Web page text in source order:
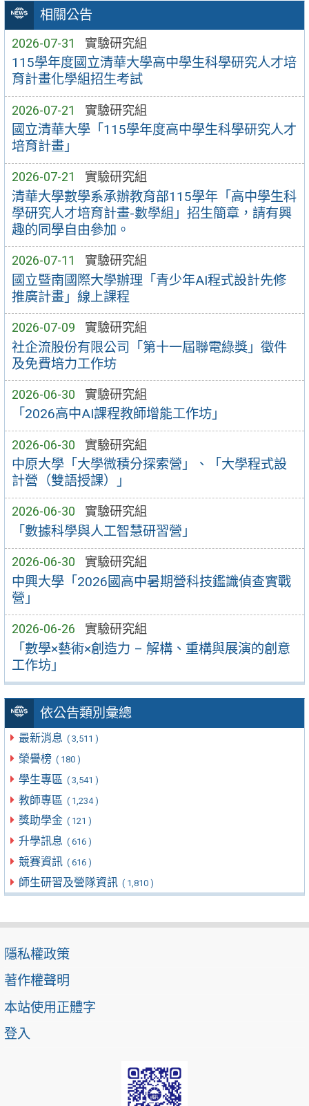
相關公告
2026-07-31 實驗研究組
115學年度國立清華大學高中學生科學研究人才培
育計畫化學組招生考試
2026-07-21 實驗研究組
國立清華大學「115學年度高中學生科學研究人才
培育計畫」
2026-07-21 實驗研究組
清華大學數學系承辦教育部115學年「高中學生科
學研究人才培育計畫-數學組」招生簡章，請有興
趣的同學自由參加。
2026-07-11 實驗研究組
國立暨南國際大學辦理「青少年AI程式設計先修
推廣計畫」線上課程
2026-07-09 實驗研究組
社企流股份有限公司「第十一屆聯電綠獎」徵件
及免費培力工作坊
2026-06-30 實驗研究組
「2026高中AI課程教師增能工作坊」
2026-06-30 實驗研究組
中原大學「大學微積分探索營」、「大學程式設
計營（雙語授課）」
2026-06-30 實驗研究組
「數據科學與人工智慧研習營」
2026-06-30 實驗研究組
中興大學「2026國高中暑期營科技鑑識偵查實戰
營」
2026-06-26 實驗研究組
「數學×藝術×創造力 – 解構、重構與展演的創意
工作坊」
依公告類別彙總
最新消息 ( 3,511 )
榮譽榜 ( 180 )
學生專區 ( 3,541 )
教師專區 ( 1,234 )
獎助學金 ( 121 )
升學訊息 ( 616 )
競賽資訊 ( 616 )
師生研習及營隊資訊 ( 1,810 )
隱私權政策
著作權聲明
本站使用正體字
登入